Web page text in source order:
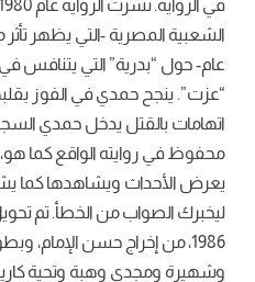
في الرواية.
الشعبية المصرية -التي يظهر
عام- حول “بدرية” التي يتنافس
“عزت”. ينجح حمدي في الفوز
اتهامات بالقتل يدخل حمدي
محفوظ في روايته الواقع كما
يعرض الأحداث ويشاهدها كما
ليخبرك الصواب من الخطأ.تم
1986، من إخراج حسن
وشهيرة ومجدي وهبة وتحية